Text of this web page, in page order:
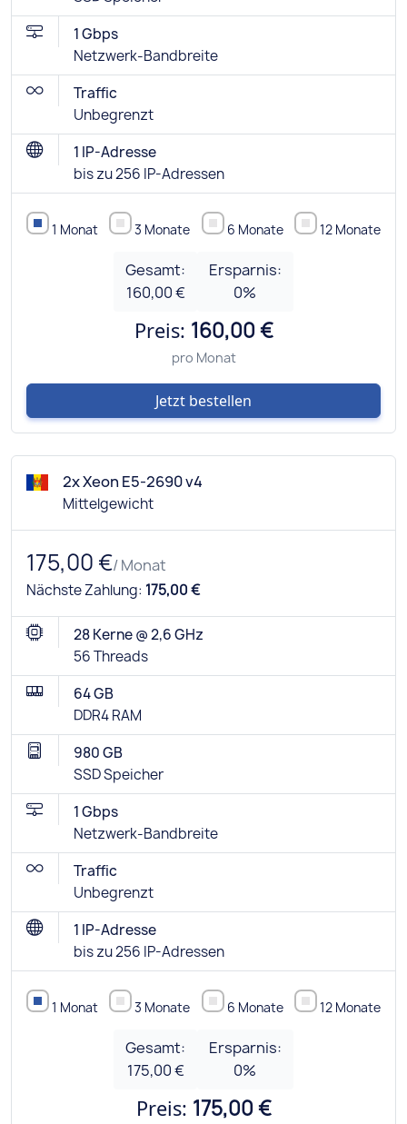
1 Gbps
Netzwerk-Bandbreite
Traffic
Unbegrenzt
1 IP-Adresse
bis zu 256 IP-Adressen
1 Monat 3 Monate 6 Monate 12 Monate
Gesamt:
160,00 €
Ersparnis:
0%
Preis: 160,00 €
pro Monat
Jetzt bestellen
2x Xeon E5-2690 v4
Mittelgewicht
175,00 €/ Monat
Nächste Zahlung: 175,00 €
28 Kerne @ 2,6 GHz
56 Threads
64 GB
DDR4 RAM
980 GB
SSD Speicher
1 Gbps
Netzwerk-Bandbreite
Traffic
Unbegrenzt
1 IP-Adresse
bis zu 256 IP-Adressen
1 Monat 3 Monate 6 Monate 12 Monate
Gesamt:
175,00 €
Ersparnis:
0%
Preis: 175,00 €